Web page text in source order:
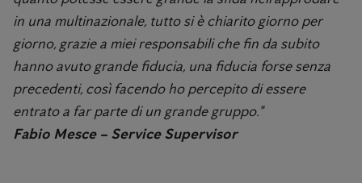
in una multinazionale, tutto si è chiarito giorno per
giorno, grazie a miei responsabili che fin da subito
hanno avuto grande fiducia, una fiducia forse senza
precedenti, così facendo ho percepito di essere
entrato a far parte di un grande gruppo."
Fabio Mesce – Service Supervisor